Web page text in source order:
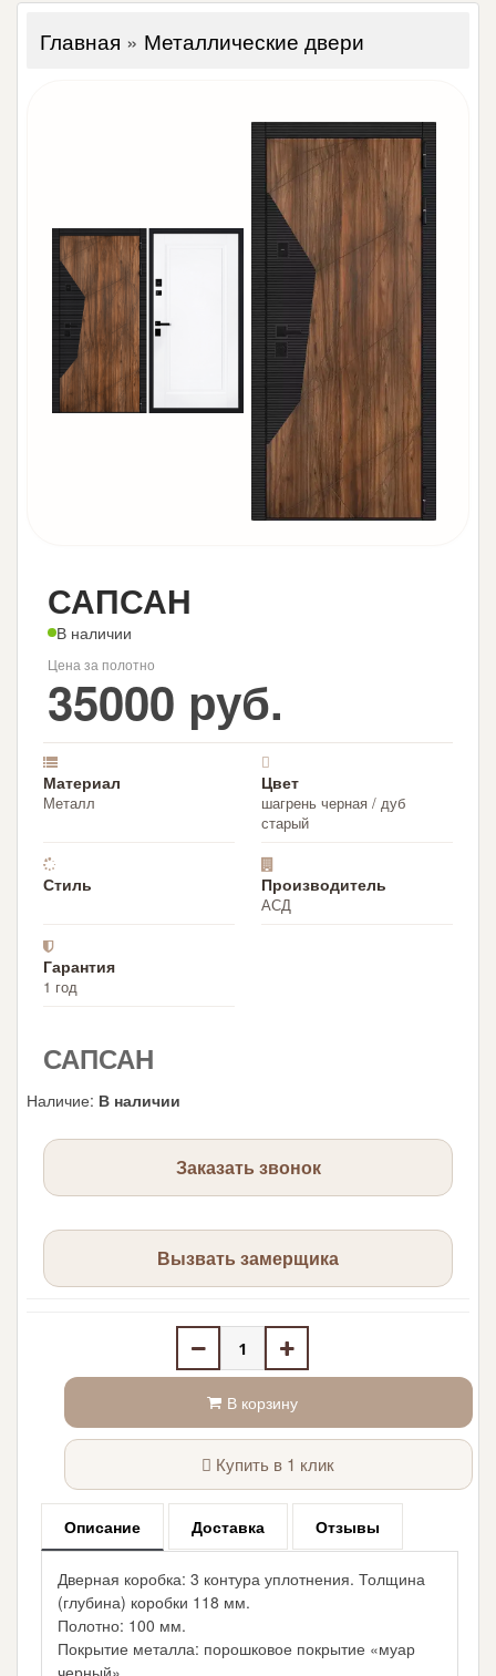
Главная » Металлические двери
САПСАН
В наличии
Цена за полотно
35000 руб.
Материал
Металл
Цвет
шагрень черная / дуб
старый
Стиль Производитель
АСД
Гарантия
1 год
САПСАН
Наличие: В наличии
Заказать звонок
Вызвать замерщика
В корзину
Купить в 1 клик
Описание Доставка Отзывы
Дверная коробка: 3 контура уплотнения. Толщина
(глубина) коробки 118 мм.
Полотно: 100 мм.
Покрытие металла: порошковое покрытие «муар
черный».